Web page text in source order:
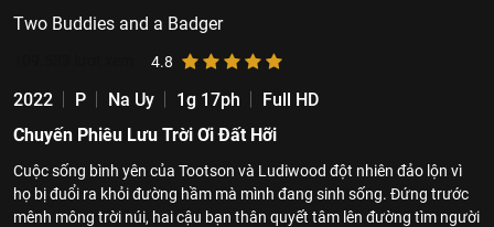
Two Buddies and a Badger
4.8
2022 P Na Uy 1g 17ph
Full HD
Chuyến Phiêu Lưu Trời Ơi Đất Hỡi
Cuộc sống bình yên của Tootson và Ludiwood đột nhiên đảo lộn vì
họ bị đuổi ra khỏi đường hầm mà mình đang sinh sống. Đứng trước
mênh mông trời núi, hai cậu bạn thân quyết tâm lên đường tìm người